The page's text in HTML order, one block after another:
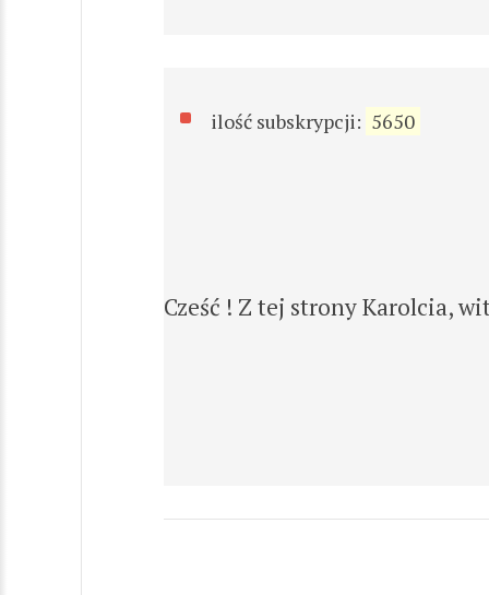
ilość subskrypcji: 5650
Cześć ! Z tej strony Karolcia,